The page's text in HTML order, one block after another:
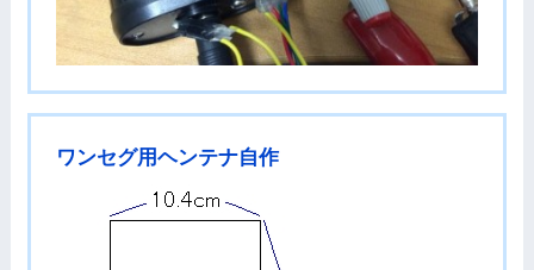
ワンセグ用ヘンテナ自作